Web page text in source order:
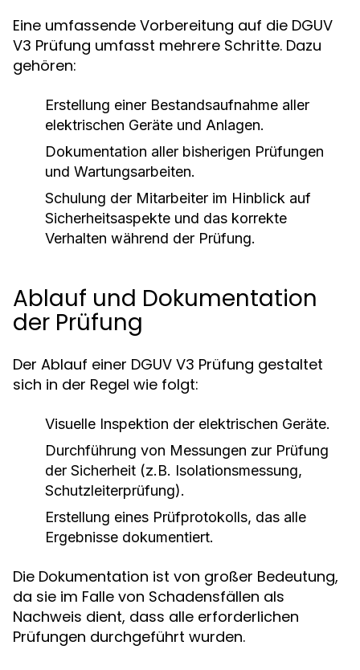
Eine umfassende Vorbereitung auf die DGUV
V3 Prüfung umfasst mehrere Schritte. Dazu
gehören:
Erstellung einer Bestandsaufnahme aller
elektrischen Geräte und Anlagen.
Dokumentation aller bisherigen Prüfungen
und Wartungsarbeiten.
Schulung der Mitarbeiter im Hinblick auf
Sicherheitsaspekte und das korrekte
Verhalten während der Prüfung.
Ablauf und Dokumentation
der Prüfung
Der Ablauf einer DGUV V3 Prüfung gestaltet
sich in der Regel wie folgt:
Visuelle Inspektion der elektrischen Geräte.
Durchführung von Messungen zur Prüfung
der Sicherheit (z.B. Isolationsmessung,
Schutzleiterprüfung).
Erstellung eines Prüfprotokolls, das alle
Ergebnisse dokumentiert.
Die Dokumentation ist von großer Bedeutung,
da sie im Falle von Schadensfällen als
Nachweis dient, dass alle erforderlichen
Prüfungen durchgeführt wurden.